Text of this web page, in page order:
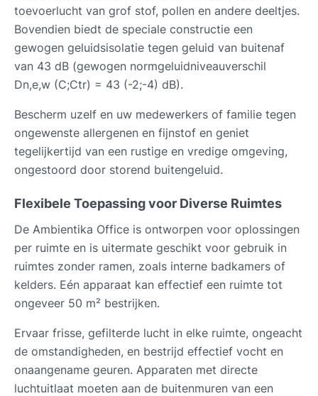
toevoerlucht van grof stof, pollen en andere deeltjes.
Bovendien biedt de speciale constructie een
gewogen geluidsisolatie tegen geluid van buitenaf
van 43 dB (gewogen normgeluidniveauverschil
Dn,e,w (C;Ctr) = 43 (-2;-4) dB).
Bescherm uzelf en uw medewerkers of familie tegen
ongewenste allergenen en fijnstof en geniet
tegelijkertijd van een rustige en vredige omgeving,
ongestoord door storend buitengeluid.
Flexibele Toepassing voor Diverse Ruimtes
De Ambientika Office is ontworpen voor oplossingen
per ruimte en is uitermate geschikt voor gebruik in
ruimtes zonder ramen, zoals interne badkamers of
kelders. Eén apparaat kan effectief een ruimte tot
ongeveer 50 m² bestrijken.
Ervaar frisse, gefilterde lucht in elke ruimte, ongeacht
de omstandigheden, en bestrijd effectief vocht en
onaangename geuren. Apparaten met directe
luchtuitlaat moeten aan de buitenmuren van een